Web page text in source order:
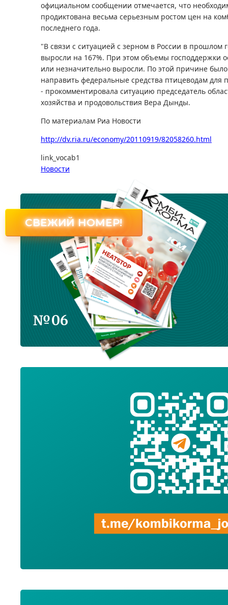
официальном сообщении отмечается, что
продиктована весьма серьезным ростом цен на
последнего года.
"В связи с ситуацией с зерном в России в прошлом
выросли на 167%. При этом объемы господдержки
или незначительно выросли. По этой причине
направить федеральные средства птицеводам для
- прокомментировала ситуацию председатель
хозяйства и продовольствия Вера Дынды.
По материалам Риа Новости
http://dv.ria.ru/economy/20110919/82058260.html
link_vocab1
Новости
СВЕЖИЙ НОМЕР!
№06